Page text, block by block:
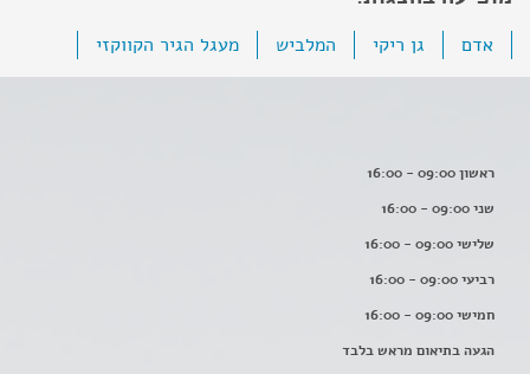
אדם גן ריקי המלביש מעגל הגיר הקווקזי
ראשון 09:00 - 16:00
שני 09:00 - 16:00
שלישי 09:00 - 16:00
רביעי 09:00 - 16:00
חמישי 09:00 - 16:00
הגעה בתיאום מראש בלבד